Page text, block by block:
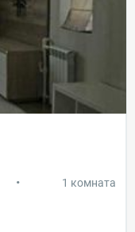
• 1 комната